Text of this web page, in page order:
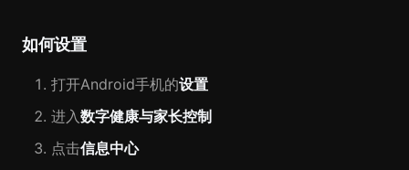
如何设置
打开Android手机的设置
进入数字健康与家长控制
点击信息中心